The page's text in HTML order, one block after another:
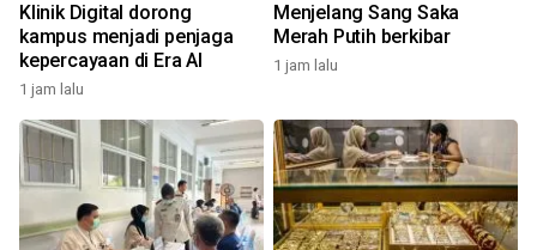
Klinik Digital dorong
kampus menjadi penjaga
kepercayaan di Era AI
1 jam lalu
Menjelang Sang Saka
Merah Putih berkibar
1 jam lalu